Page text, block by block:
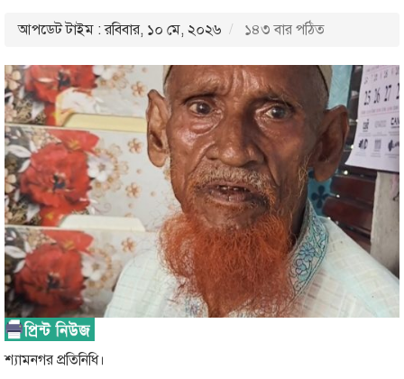
আপডেট টাইম : রবিবার, ১০ মে, ২০২৬ ১৪৩ বার পঠিত
শ্যামনগর প্রতিনিধি।